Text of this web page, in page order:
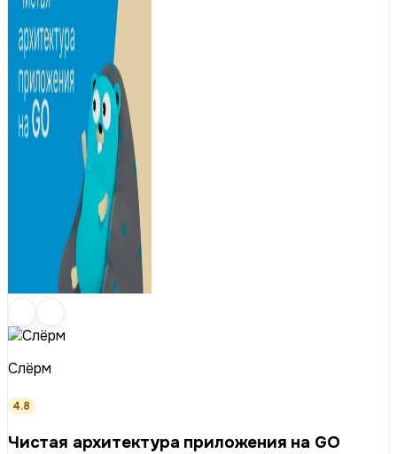
Слёрм
4.8
Чистая архитектура приложения на GO